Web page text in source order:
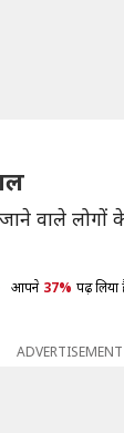
वाले
आपने 37% पढ़ लिया
ADVERTISEMENT